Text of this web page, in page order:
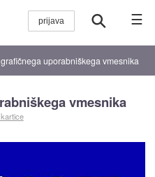
☰
uporabniškega vmesnika
vmesnika